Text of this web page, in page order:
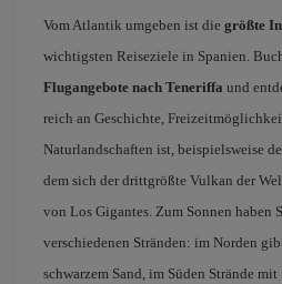
Vom Atlantik umgeben ist die größte
wichtigsten Reiseziele in Spanien.
Flugangebote nach Teneriffa und
reich an Geschichte,
Naturlandschaften ist, beispielsweise
dem sich der drittgrößte Vulkan der
von Los Gigantes. Zum Sonnen haben
verschiedenen Stränden: im Norden
schwarzem Sand, im Süden Strände